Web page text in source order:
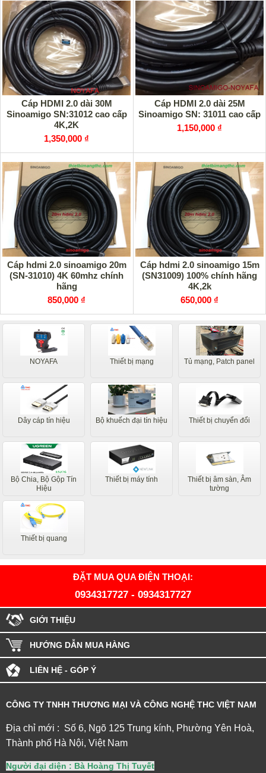
Cáp HDMI 2.0 dài 30M
Sinoamigo SN:31012 cao cấp
4K,2K
1,350,000 ₫
Cáp HDMI 2.0 dài 25M
Sinoamigo SN: 31011 cao cấp
1,150,000 ₫
Cáp hdmi 2.0 sinoamigo 20m
(SN-31010) 4K 60mhz chính
hãng
850,000 ₫
Cáp hdmi 2.0 sinoamigo 15m
(SN31009) 100% chính hãng
4K,2k
650,000 ₫
NOYAFA Thiết bị mạng Tủ mạng, Patch panel
Dây cáp tín hiệu Bộ khuếch đại tín hiệu Thiết bị chuyển đổi
Bộ Chia, Bộ Gộp Tín
Hiệu
Thiết bị máy tính
Thiết bị âm sàn, Âm
tường
Thiết bị quang
ĐẶT MUA QUA ĐIỆN THOẠI:
0934317727 - 0934317727
GIỚI THIỆU
HƯỚNG DẪN MUA HÀNG
LIÊN HỆ - GÓP Ý
CÔNG TY TNHH THƯƠNG MẠI VÀ CÔNG NGHỆ THC VIỆT NAM
Địa chỉ mới : Số 6, Ngõ 125 Trung kính, Phường Yên Hoà,
Thành phố Hà Nội, Việt Nam
Người đại diện : Bà Hoàng Thị Tuyết